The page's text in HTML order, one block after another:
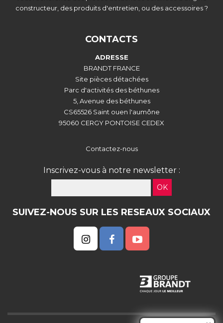
constructeur, des produits d'entretien, ou des accessoires ?
CONTACTS
ADRESSE
BRANDT FRANCE
Site pièces détachées
Parc d'activités des béthunes
5, Avenue des béthunes
CS65526 Saint ouen l'aumône
95060 CERGY PONTOISE CEDEX
Contactez-nous
Inscrivez-vous à notre newsletter :
OK
SUIVEZ-NOUS SUR LES RESEAUX SOCIAUX